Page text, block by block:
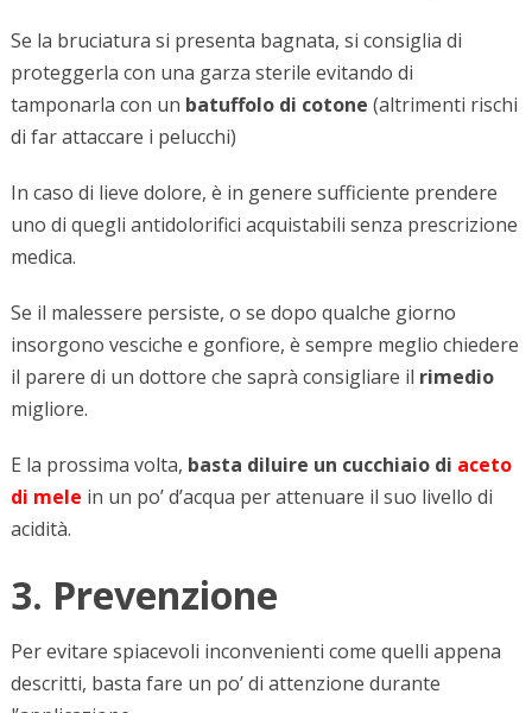
Se la bruciatura si presenta bagnata, si consiglia di
proteggerla con una garza sterile evitando di
tamponarla con un batuffolo di cotone (altrimenti rischi
di far attaccare i pelucchi)
In caso di lieve dolore, è in genere sufficiente prendere
uno di quegli antidolorifici acquistabili senza prescrizione
medica.
Se il malessere persiste, o se dopo qualche giorno
insorgono vesciche e gonfiore, è sempre meglio chiedere
il parere di un dottore che saprà consigliare il rimedio
migliore.
E la prossima volta, basta diluire un cucchiaio di aceto
di mele in un po’ d’acqua per attenuare il suo livello di
acidità.
3. Prevenzione
Per evitare spiacevoli inconvenienti come quelli appena
descritti, basta fare un po’ di attenzione durante